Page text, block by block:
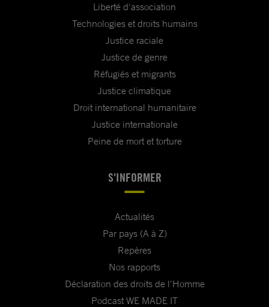
Liberté d'association
Technologies et droits humains
Justice raciale
Justice de genre
Réfugiés et migrants
Justice climatique
Droit international humanitaire
Justice internationale
Peine de mort et torture
S'INFORMER
Actualités
Par pays (A à Z)
Repères
Nos rapports
Déclaration des droits de l'Homme
Podcast WE MADE IT